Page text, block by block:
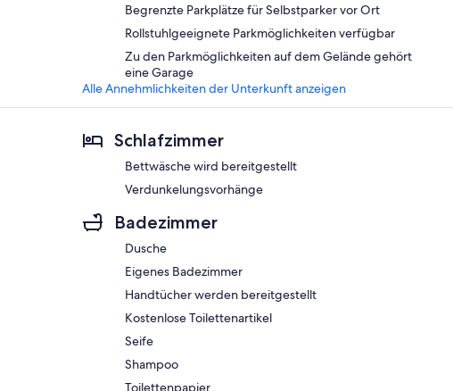
Begrenzte Parkplätze für Selbstparker vor Ort
Rollstuhlgeeignete Parkmöglichkeiten verfügbar
Zu den Parkmöglichkeiten auf dem Gelände gehört
eine Garage
Alle Annehmlichkeiten der Unterkunft anzeigen
Schlafzimmer
Bettwäsche wird bereitgestellt
Verdunkelungsvorhänge
Badezimmer
Dusche
Eigenes Badezimmer
Handtücher werden bereitgestellt
Kostenlose Toilettenartikel
Seife
Shampoo
Toilettenpapier